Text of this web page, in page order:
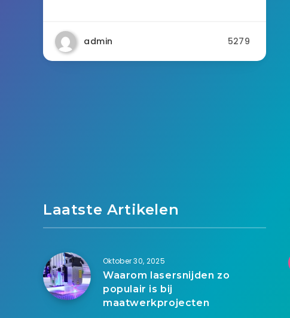
admin 5279
Laatste Artikelen
Oktober 30, 2025
Waarom lasersnijden zo
populair is bij
maatwerkprojecten